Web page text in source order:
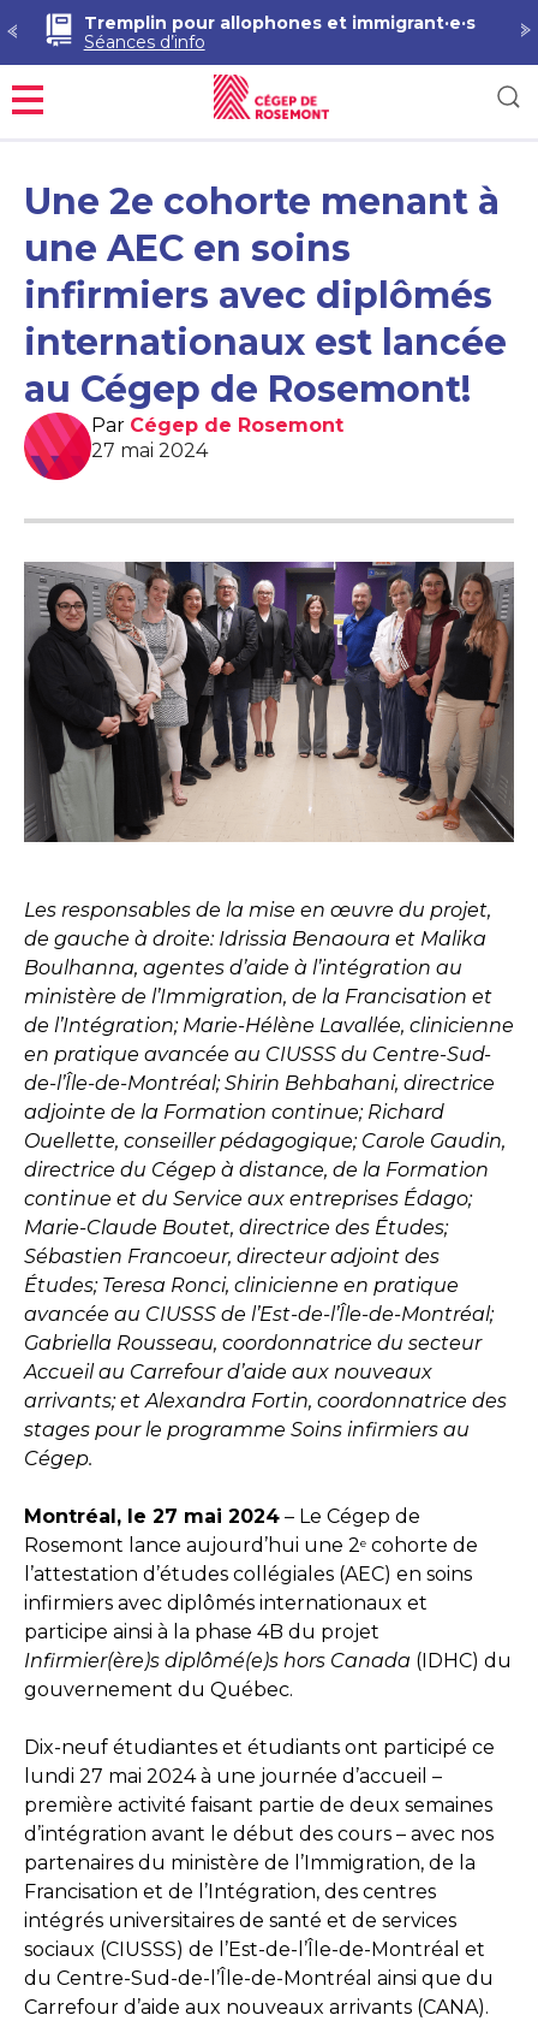
Tremplin pour allophones et immigrant·e·s
Séances d’info
Menu
Une 2e cohorte menant à
une AEC en soins
infirmiers avec diplômés
internationaux est lancée
au Cégep de Rosemont!
Par Cégep de Rosemont
27 mai 2024
Les responsables de la mise en œuvre du projet,
de gauche à droite: Idrissia Benaoura et Malika
Boulhanna, agentes d’aide à l’intégration au
ministère de l’Immigration, de la Francisation et
de l’Intégration; Marie-Hélène Lavallée, clinicienne
en pratique avancée au CIUSSS du Centre-Sud-
de-l’Île-de-Montréal; Shirin Behbahani, directrice
adjointe de la Formation continue; Richard
Ouellette, conseiller pédagogique; Carole Gaudin,
directrice du Cégep à distance, de la Formation
continue et du Service aux entreprises Édago;
Marie-Claude Boutet, directrice des Études;
Sébastien Francoeur, directeur adjoint des
Études; Teresa Ronci, clinicienne en pratique
avancée au CIUSSS de l’Est-de-l’Île-de-Montréal;
Gabriella Rousseau, coordonnatrice du secteur
Accueil au Carrefour d’aide aux nouveaux
arrivants; et Alexandra Fortin, coordonnatrice des
stages pour le programme Soins infirmiers au
Cégep.
Montréal, le 27 mai 2024 – Le Cégep de
Rosemont lance aujourd’hui une 2e cohorte de
l’attestation d’études collégiales (AEC) en soins
infirmiers avec diplômés internationaux et
participe ainsi à la phase 4B du projet
Infirmier(ère)s diplômé(e)s hors Canada (IDHC) du
gouvernement du Québec.
Dix-neuf étudiantes et étudiants ont participé ce
lundi 27 mai 2024 à une journée d’accueil –
première activité faisant partie de deux semaines
d’intégration avant le début des cours – avec nos
partenaires du ministère de l’Immigration, de la
Francisation et de l’Intégration, des centres
intégrés universitaires de santé et de services
sociaux (CIUSSS) de l’Est-de-l’Île-de-Montréal et
du Centre-Sud-de-l’Île-de-Montréal ainsi que du
Carrefour d’aide aux nouveaux arrivants (CANA).